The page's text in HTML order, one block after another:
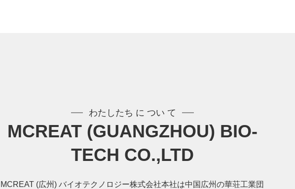
わたしたち に つい て
MCREAT (GUANGZHOU) BIO-
TECH CO.,LTD
MCREAT (広州) バイオテクノロジー株式会社本社は中国広州の華荘工業団